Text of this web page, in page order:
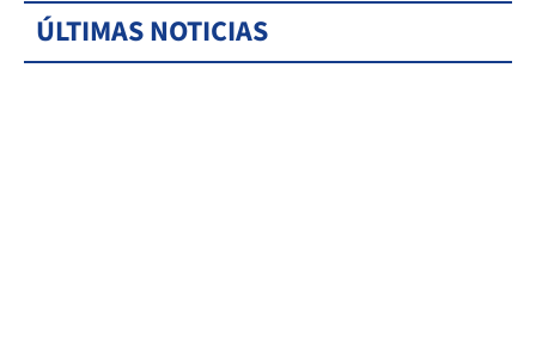
ÚLTIMAS NOTICIAS